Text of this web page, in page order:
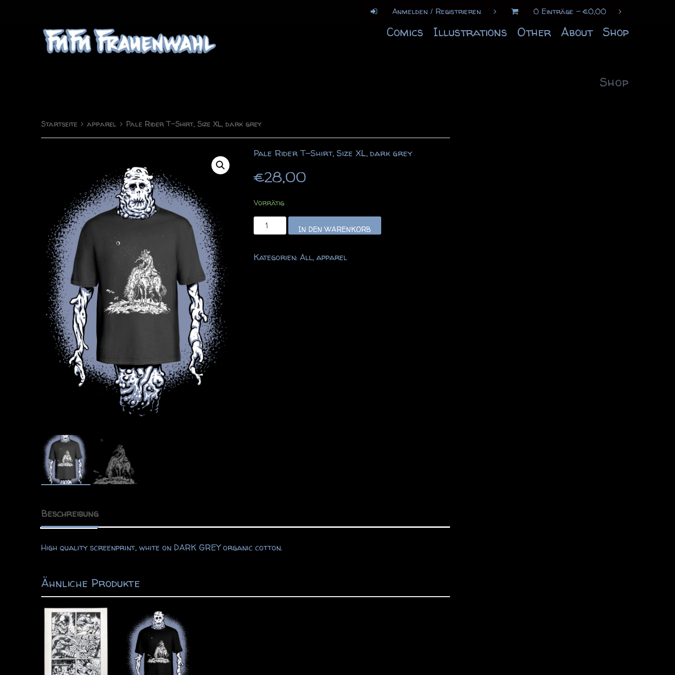
Anmelden / Registrieren 0 Einträge €0,00
Comics Illustrations Other About Shop
Shop
Startseite apparel Pale Rider T-Shirt, Size XL, dark grey
Pale Rider T-Shirt, Size XL, dark grey
€28,00
Vorrätig
Pale
Rider
Shirt,
IN DEN WARENKORB
Kategorien:All,apparel
Beschreibung
High quality screenprint, white on DARK GREY organic cotton.
Ähnliche Produkte